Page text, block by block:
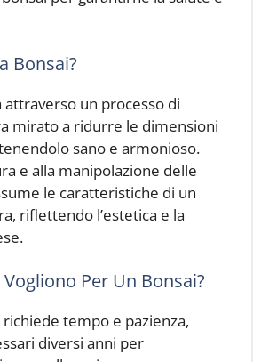
Bonsai?
attraverso un processo di
mirato a ridurre le dimensioni
sano e armonioso.
e alla manipolazione delle
le caratteristiche di un
riflettendo l’estetica e la
Per Un Bonsai?
tempo e pazienza,
diversi anni per